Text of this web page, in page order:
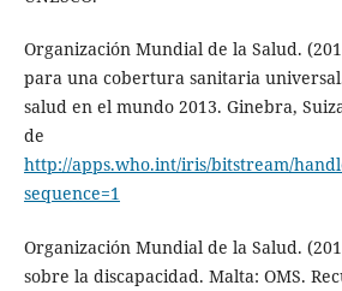
Organización Mundial de la Salud.
para una cobertura sanitaria
salud en el mundo 2013. Ginebra,
de
http://apps.who.int/iris/bitstream/
sequence=1
Organización Mundial de la Salud.
sobre la discapacidad. Malta: OMS.